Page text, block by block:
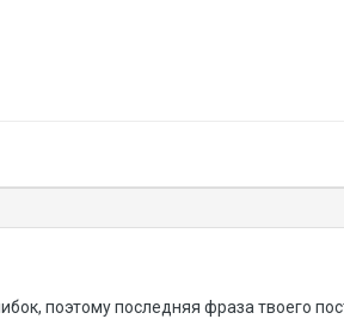
поэтому последняя фраза твоего